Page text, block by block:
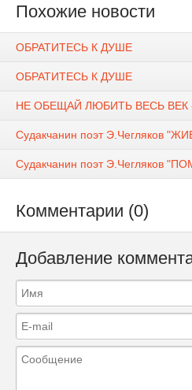
Похожие новости
ОБРАТИТЕСЬ К ДУШЕ
ОБРАТИТЕСЬ К ДУШЕ
НЕ ОБЕЩАЙ ЛЮБИТЬ ВЕСЬ ВЕК -
Судакчанин поэт Э.Чегляков
Судакчанин поэт Э.Чегляков
Комментарии (0)
Добавление